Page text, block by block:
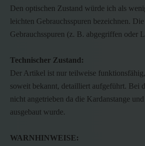
Den optischen Zustand würde ich als
leichten Gebrauchsspuren bezeichnen.
Gebrauchsspuren (z. B. abgegriffen oder
Technischer Zustand:
Der Artikel ist nur teilweise
soweit bekannt, detailliert aufgeführt. Bei
nicht angetrieben da die Kardanstange
ausgebaut wurde.
WARNHINWEISE: